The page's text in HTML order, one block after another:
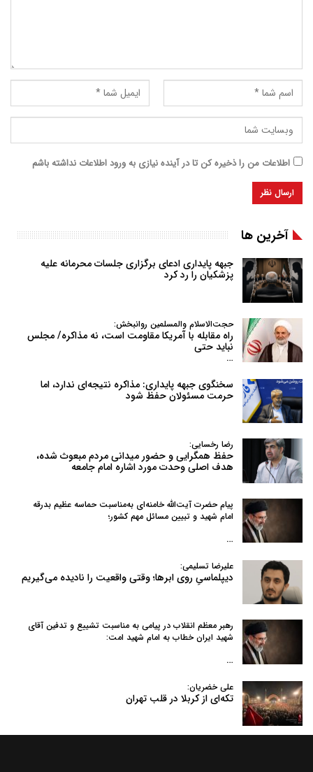
اطلاعات من را ذخیره کن تا در آینده نیازی به ورود اطلاعات نداشته باشم
آخرین ها
جبهه پایداری ادعای برگزاری جلسات محرمانه علیه
پزشکیان را رد کرد
حجت‌الاسلام والمسلمین روانبخش:
راه مقابله با آمریکا مقاومت است، نه مذاکره/ مجلس
نباید حتی
…
سخنگوی جبهه پایداری: مذاکره نتیجه‌ای ندارد، اما
حرمت مسئولان حفظ شود
رضا رخسایی:
حفظ همگرایی و حضور میدانی مردم مبعوث شده،
هدف اصلی وحدت مورد اشاره امام جامعه
پیام حضرت آیت‌الله خامنه‌ای به‌مناسبت حماسه عظیم بدرقه
امام شهید و تبیین مسائل مهم کشور؛
…
علیرضا تسلیمی:
دیپلماسیِ روی ابرها؛ وقتی واقعیت را نادیده می‌گیریم
رهبر معظم انقلاب در پیامی به‌ مناسبت تشییع و تدفین آقای
شهید ایران خطاب به امام شهید امت:
…
علی خضریان:
تکه‌ای از کربلا در قلب تهران